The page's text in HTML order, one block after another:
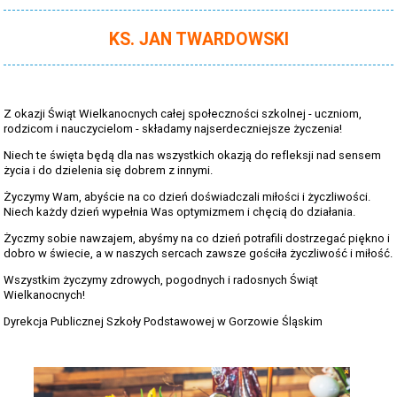
KS. JAN TWARDOWSKI
Z okazji Świąt Wielkanocnych całej społeczności szkolnej - uczniom,
rodzicom i nauczycielom - składamy najserdeczniejsze życzenia!
Niech te święta będą dla nas wszystkich okazją do refleksji nad sensem
życia i do dzielenia się dobrem z innymi.
Życzymy Wam, abyście na co dzień doświadczali miłości i życzliwości.
Niech każdy dzień wypełnia Was optymizmem i chęcią do działania.
Życzmy sobie nawzajem, abyśmy na co dzień potrafili dostrzegać piękno i
dobro w świecie, a w naszych sercach zawsze gościła życzliwość i miłość.
Wszystkim życzymy zdrowych, pogodnych i radosnych Świąt
Wielkanocnych!
Dyrekcja Publicznej Szkoły Podstawowej w Gorzowie Śląskim